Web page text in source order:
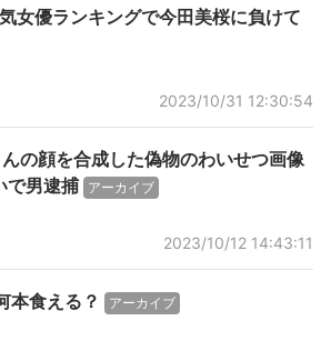
女優ランキングで今田美桜に負けて
2023/10/31 12:30:54
んの顔を合成した偽物のわいせつ画像
で男逮捕 アーカイブ
2023/10/12 14:43:11
本食える？ アーカイブ